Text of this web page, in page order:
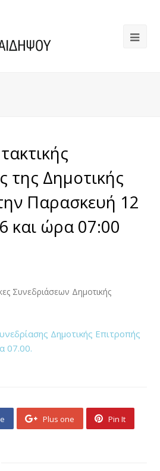
της Δημοτικής
Παρασκευή 12
και ώρα 07:00
Συνεδριάσεων Δημοτικής
Δημοτικής Επιτροπής
07.00.
Plus one Pin It